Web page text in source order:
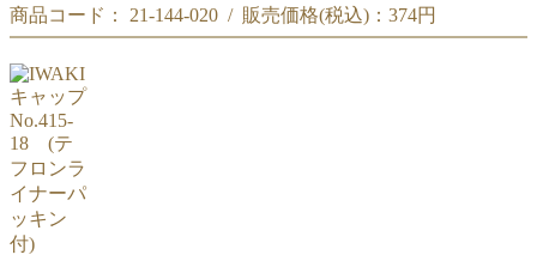
(#227)IWAKI キャップNo.415-15 (テフロンライナーパッキ
商品コード： 21-144-020 / 販売価格(税込)： 374円
(#227)IWAKI キャップNo.415-15 (テフロンライナーパッキン付)